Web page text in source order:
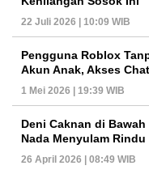
22 Juli 2026 | 10:09 WIB
Pengguna Roblox
Akun Anak, Akses
1 Mei 2026 | 19:39 WIB
Deni Caknan di
Nada Menyulam
26 April 2026 | 08:49 WIB